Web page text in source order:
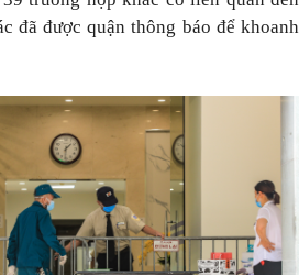
đã được quận thông báo để khoanh